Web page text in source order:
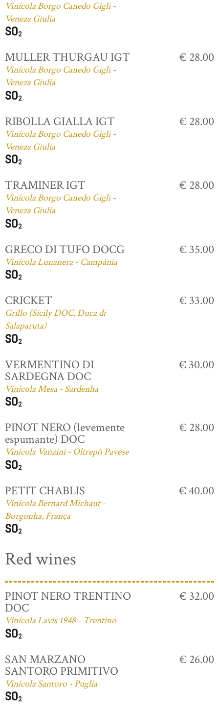
Vinícola Borgo Canedo Gigli -
Veneza Giulia
MULLER THURGAU IGT
Vinícola Borgo Canedo Gigli -
Veneza Giulia
€ 28.00
RIBOLLA GIALLA IGT
Vinícola Borgo Canedo Gigli -
Veneza Giulia
€ 28.00
TRAMINER IGT
Vinícola Borgo Canedo Gigli -
Veneza Giulia
€ 28.00
GRECO DI TUFO DOCG
Vinícola Lunanera - Campânia
€ 35.00
CRICKET
Grillo (Sicily DOC, Duca di
Salaparuta)
€ 33.00
VERMENTINO DI
SARDEGNA DOC
Vinícola Mesa - Sardenha
€ 30.00
PINOT NERO (levemente
espumante) DOC
Vinícola Vanzini - Oltrepò Pavese
€ 28.00
PETIT CHABLIS
Vinícola Bernard Michaut -
Borgonha, França
€ 40.00
Red wines
PINOT NERO TRENTINO
DOC
Vinícola Lavis 1948 - Trentino
€ 32.00
SAN MARZANO
SANTORO PRIMITIVO
Vinícola Santoro - Puglia
€ 26.00